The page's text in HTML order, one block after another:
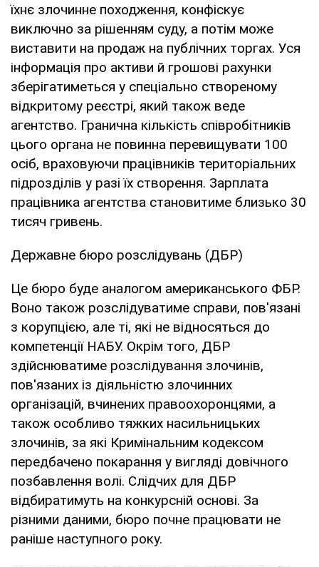
їхнє злочинне походження, конфіскує
виключно за рішенням суду, а потім може
виставити на продаж на публічних торгах. Уся
інформація про активи й грошові рахунки
зберігатиметься у спеціально створеному
відкритому реєстрі, який також веде
агентство. Гранична кількість співробітників
цього органа не повинна перевищувати 100
осіб, враховуючи працівників територіальних
підрозділів у разі їх створення. Зарплата
працівника агентства становитиме близько 30
тисяч гривень.
Державне бюро розслідувань (ДБР)
Це бюро буде аналогом американського ФБР.
Воно також розслідуватиме справи, пов'язані
з корупцією, але ті, які не відносяться до
компетенції НАБУ. Окрім того, ДБР
здійснюватиме розслідування злочинів,
пов'язаних із діяльністю злочинних
організацій, вчинених правоохоронцями, а
також особливо тяжких насильницьких
злочинів, за які Кримінальним кодексом
передбачено покарання у вигляді довічного
позбавлення волі. Слідчих для ДБР
відбиратимуть на конкурсній основі. За
різними даними, бюро почне працювати не
раніше наступного року.